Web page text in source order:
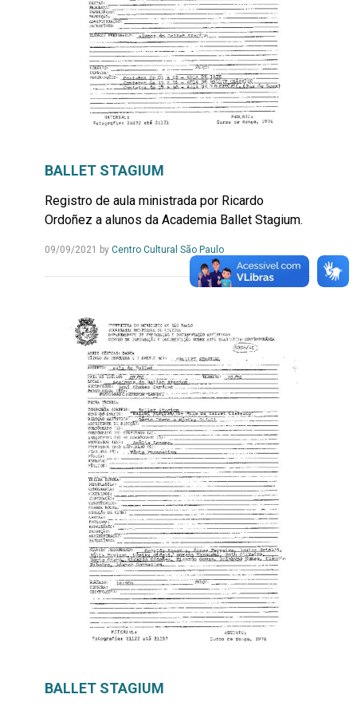
BALLET STAGIUM
Registro de aula ministrada por Ricardo
Ordoñez a alunos da Academia Ballet Stagium.
09/09/2021 by Centro Cultural São Paulo
BALLET STAGIUM